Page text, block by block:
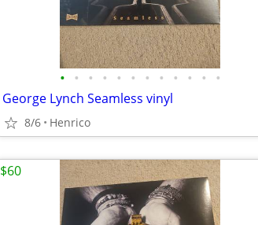
• • • • • • • • • • • •
George Lynch Seamless vinyl
8/6 Henrico
$60